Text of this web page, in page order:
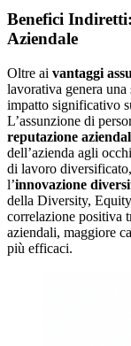
Benefici
Aziendale
Oltre ai vantaggi
lavorativa genera
impatto significativo
L’assunzione di
reputazione
dell’azienda agli
di lavoro
l’innovazione
della Diversity,
correlazione positiva
aziendali, maggiore
più efficaci.